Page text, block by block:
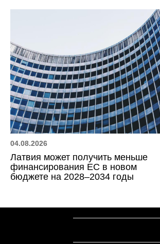
04.08.2026
Латвия может получить меньше
финансирования ЕС в новом
бюджете на 2028–2034 годы